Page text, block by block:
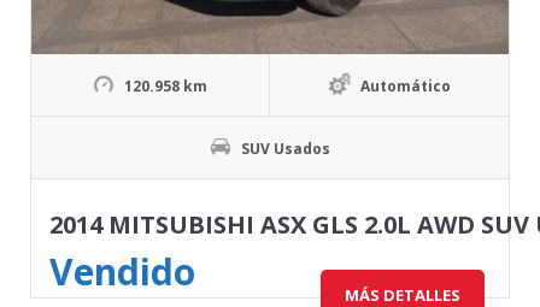
120.958 km Automático
SUV Usados
2014 MITSUBISHI ASX GLS 2.0L AWD SUV
Vendido MÁS DETALLES